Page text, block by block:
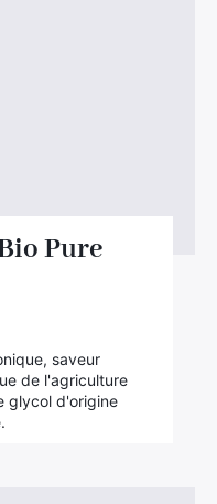
Pure
saveur
de l'agriculture
glycol d'origine